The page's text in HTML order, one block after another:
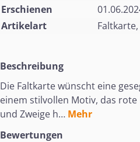
Erschienen
Artikelart
Beschreibung
Die Faltkarte wünscht eine
einem stilvollen Motiv, das rote
und Zweige h… Mehr
Bewertungen